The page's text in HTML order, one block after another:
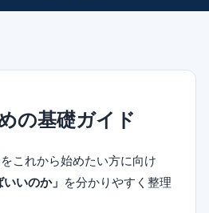
の基礎ガイド
これから始めたい方に向け
いのか」 を分かりやすく整理